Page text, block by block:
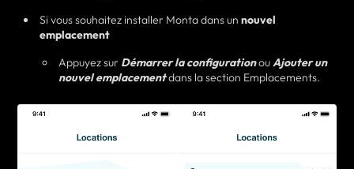
Si vous souhaitez installer Monta dans un nouvel
emplacement
Appuyez sur Démarrer la configurationouAjouter un
nouvel emplacementdans la section Emplacements.